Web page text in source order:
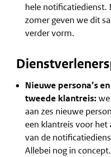
hele notificatiedienst.
zomer geven we dit
verder vorm.
Nieuwe persona’s
tweede klantreis:
aan zes nieuwe
een klantreis voor het
van de
Allebei nog in